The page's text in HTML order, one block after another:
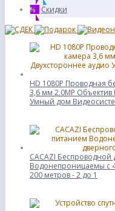
% Скидки
HD 1080P Проводная
3,6 мм 2.0MP
Умный дом
CACAZI
Водонепроницаемы с
200 метров - 2 до 1